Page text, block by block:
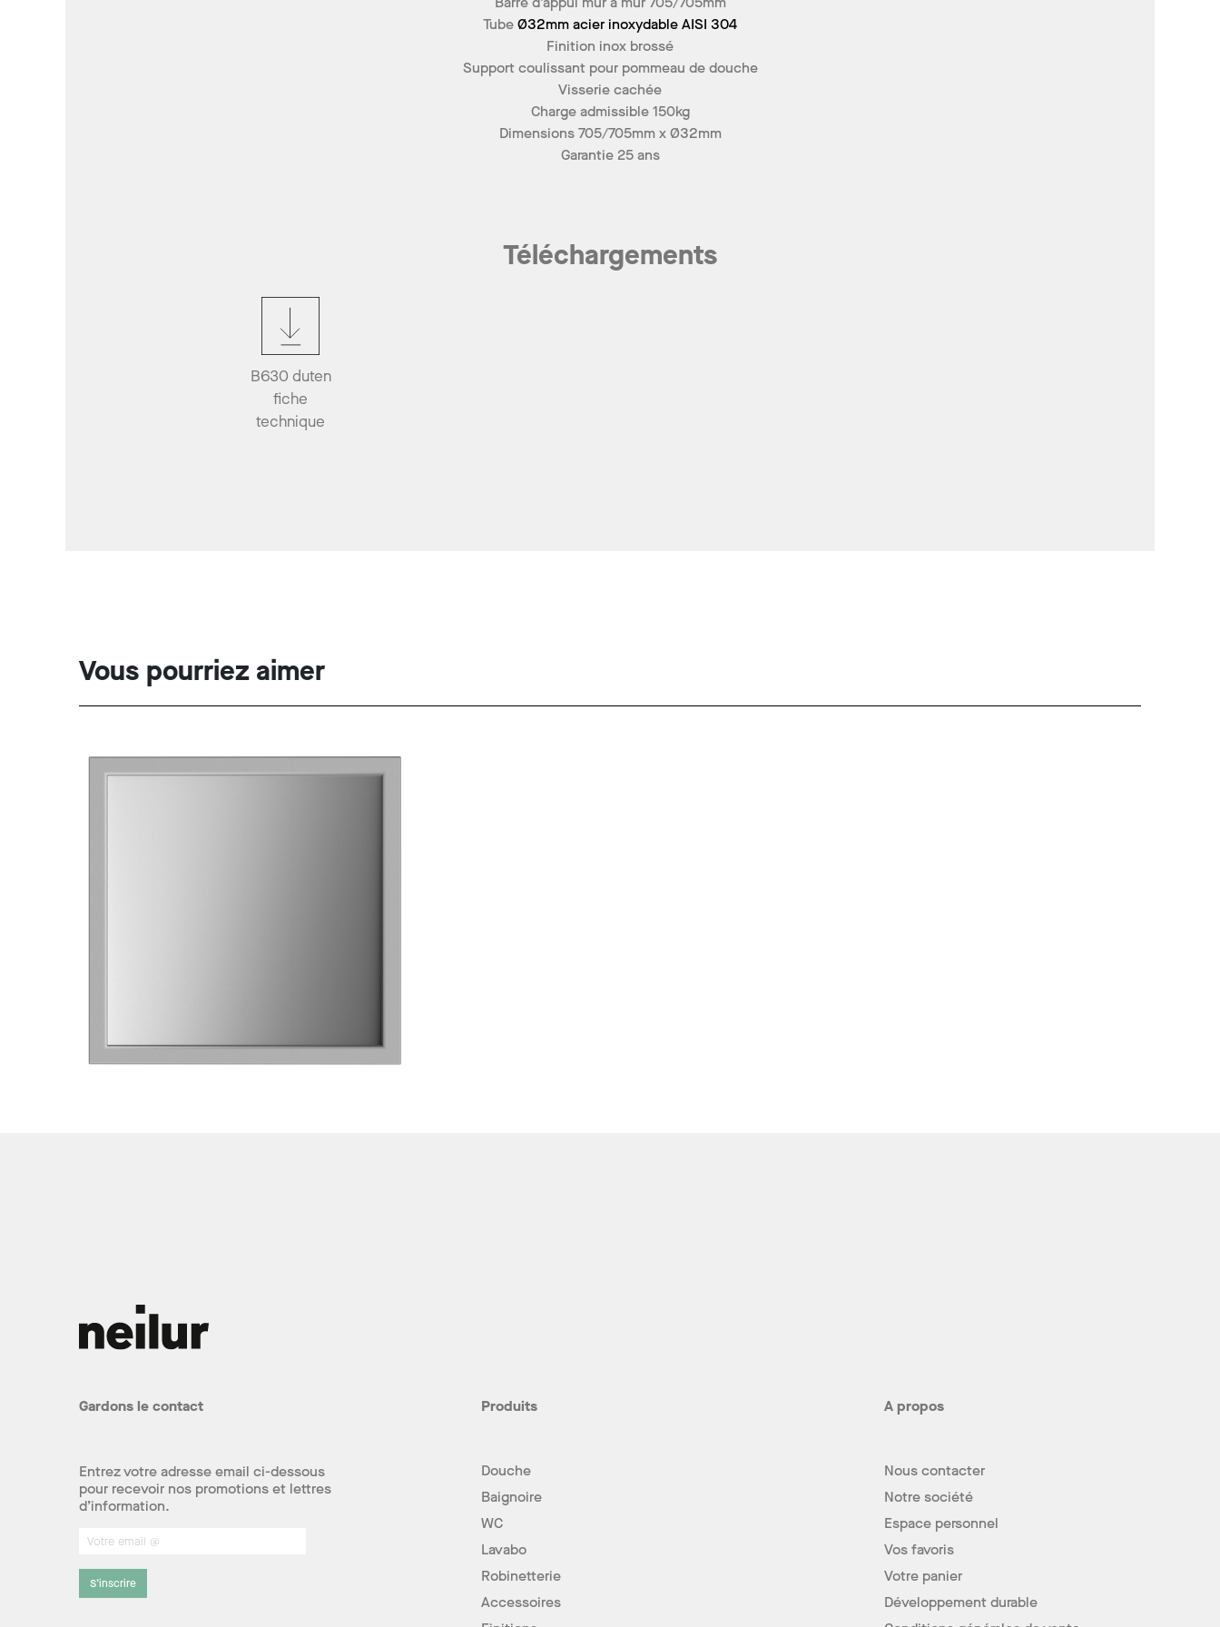
TubeØ32mm acier inoxydable AISI 304
Finition inox brossé
Support coulissant pour pommeau de douche
Visserie cachée
Charge admissible 150kg
Dimensions 705/705mm x Ø32mm
Garantie 25 ans
Téléchargements
B630 duten
fiche
technique
Vous pourriez aimer
Gardons le contact
Entrez votre adresse email ci-dessous
pour recevoir nos promotions et lettres
d’information.
S’inscrire
Produits
Douche
Baignoire
WC
Lavabo
Robinetterie
Accessoires
A propos
Nous contacter
Notre société
Espace personnel
Vos favoris
Votre panier
Développement durable